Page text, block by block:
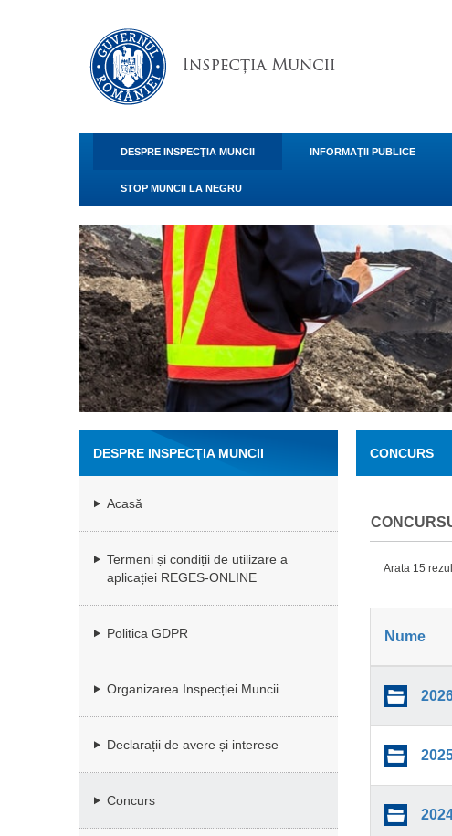
DESPRE INSPECŢIA MUNCII INFORMAŢII PUBLICE
STOP MUNCII LA NEGRU
DESPRE INSPECŢIA MUNCII
Acasă
Termeni și condiții de utilizare a
aplicației REGES-ONLINE
Politica GDPR
Organizarea Inspecției Muncii
Declarații de avere și interese
Concurs
CONCURS
Arata 15
Nume